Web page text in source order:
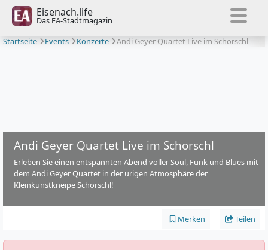
Eisenach.life
Das EA-Stadtmagazin
Startseite
Events Konzerte Andi Geyer Quartet Live im Schorschl
Andi Geyer Quartet Live im Schorschl
Erleben Sie einen entspannten Abend voller Soul, Funk und Blues mit
dem Andi Geyer Quartet in der urigen Atmosphäre der
Kleinkunstkneipe Schorschl!
Merken Teilen